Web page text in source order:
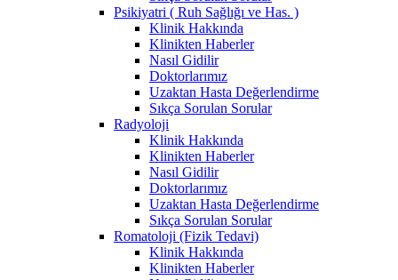
Psikiyatri ( Ruh Sağlığı ve Has. )
Klinik Hakkında
Klinikten Haberler
Nasıl Gidilir
Doktorlarımız
Uzaktan Hasta Değerlendirme
Sıkça Sorulan Sorular
Radyoloji
Klinik Hakkında
Klinikten Haberler
Nasıl Gidilir
Doktorlarımız
Uzaktan Hasta Değerlendirme
Sıkça Sorulan Sorular
Romatoloji (Fizik Tedavi)
Klinik Hakkında
Klinikten Haberler